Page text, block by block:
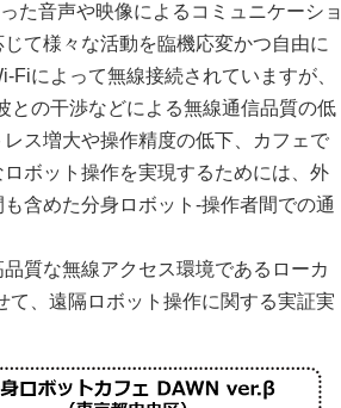
た音声や映像によるコミュニケーショ
て様々な活動を臨機応変かつ自由に
によって無線接続されていますが、
との干渉などによる無線通信品質の低
ス増大や操作精度の低下、カフェで
ボット操作を実現するためには、外
含めた分身ロボット-操作者間での通
質な無線アクセス環境であるローカ
、遠隔ロボット操作に関する実証実